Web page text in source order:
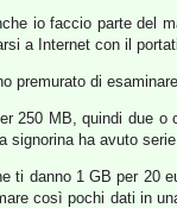
io faccio parte del
a Internet con il
premurato di
250 MB, quindi due o
ha avuto
ti danno 1 GB per 20
così pochi dati in